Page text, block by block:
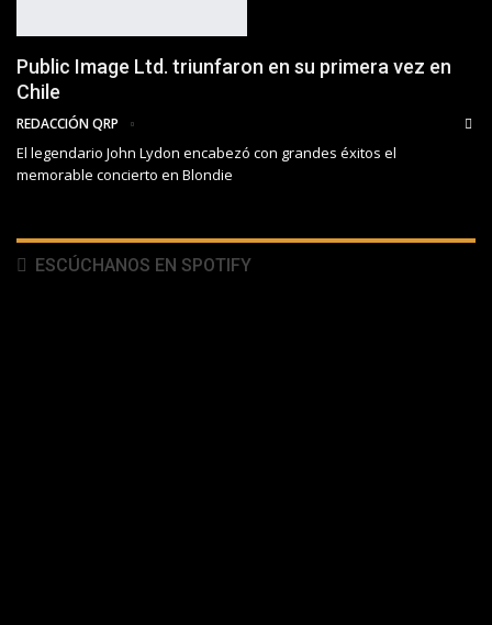
Public Image Ltd. triunfaron en su primera vez en
Chile
REDACCIÓN QRP
El legendario John Lydon encabezó con grandes éxitos el
memorable concierto en Blondie
ESCÚCHANOS EN SPOTIFY